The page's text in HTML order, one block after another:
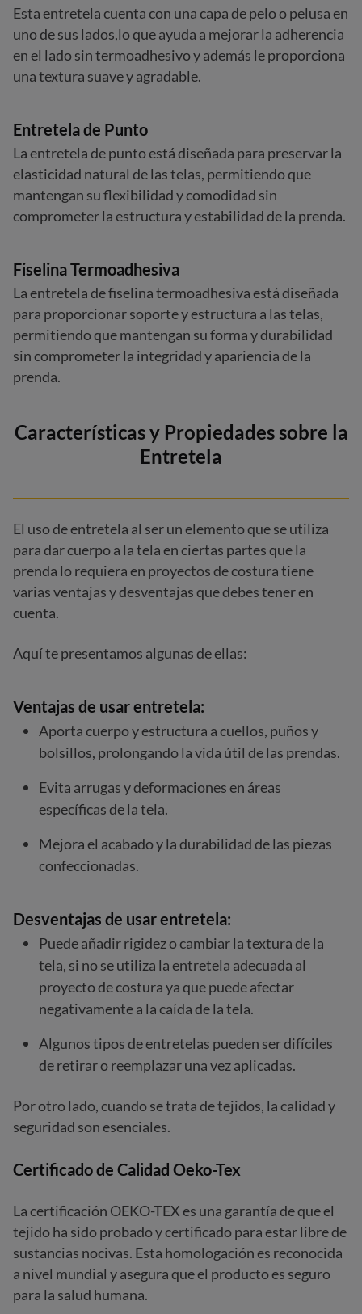
Esta entretela cuenta con una capa de pelo o pelusa en
uno de sus lados,lo que ayuda a mejorar la adherencia
en el lado sin termoadhesivo y además le proporciona
una textura suave y agradable.
Entretela de Punto
La entretela de punto está diseñada para preservar la
elasticidad natural de las telas, permitiendo que
mantengan su flexibilidad y comodidad sin
comprometer la estructura y estabilidad de la prenda.
Fiselina Termoadhesiva
La entretela de fiselina termoadhesiva está diseñada
para proporcionar soporte y estructura a las telas,
permitiendo que mantengan su forma y durabilidad
sin comprometer la integridad y apariencia de la
prenda.
Características y Propiedades sobre la
Entretela
El uso de entretela al ser un elemento que se utiliza
para dar cuerpo a la tela en ciertas partes que la
prenda lo requiera en proyectos de costura tiene
varias ventajas y desventajas que debes tener en
cuenta.
Aquí te presentamos algunas de ellas:
Ventajas de usar entretela:
Aporta cuerpo y estructura a cuellos, puños y
bolsillos, prolongando la vida útil de las prendas.
Evita arrugas y deformaciones en áreas
específicas de la tela.
Mejora el acabado y la durabilidad de las piezas
confeccionadas.
Desventajas de usar entretela:
Puede añadir rigidez o cambiar la textura de la
tela, si no se utiliza la entretela adecuada al
proyecto de costura ya que puede afectar
negativamente a la caída de la tela.
Algunos tipos de entretelas pueden ser difíciles
de retirar o reemplazar una vez aplicadas.
Por otro lado, cuando se trata de tejidos, la calidad y
seguridad son esenciales.
Certificado de Calidad Oeko-Tex
La certificación OEKO-TEX es una garantía de que el
tejido ha sido probado y certificado para estar libre de
sustancias nocivas. Esta homologación es reconocida
a nivel mundial y asegura que el producto es seguro
para la salud humana.